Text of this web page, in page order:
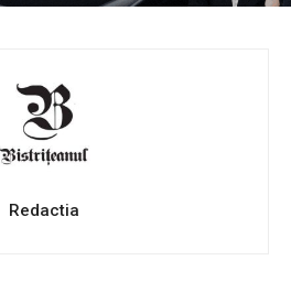
Redactia